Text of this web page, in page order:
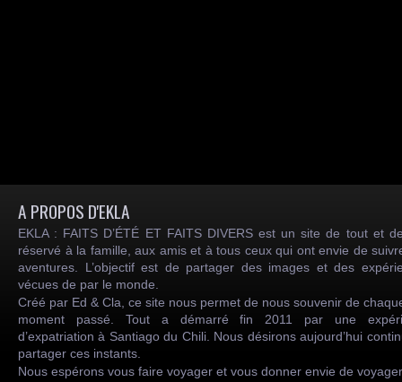
A PROPOS D'EKLA
EKLA : FAITS D’ÉTÉ ET FAITS DIVERS est un site de tout et
réservé à la famille, aux amis et à tous ceux qui ont envie de
aventures. L’objectif est de partager des images et des
vécues de par le monde.
Créé par Ed & Cla, ce site nous permet de nous souvenir de
moment passé. Tout a démarré fin 2011 par une
d’expatriation à Santiago du Chili. Nous désirons aujourd’hui
partager ces instants.
Nous espérons vous faire voyager et vous donner envie de